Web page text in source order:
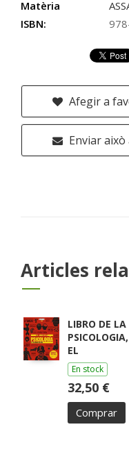
Matèria
ISBN:
Afegir a
Enviar això
Articles
LIBRO DE LA
PSICOLOGIA,
EL
En stock
32,50 €
Comprar